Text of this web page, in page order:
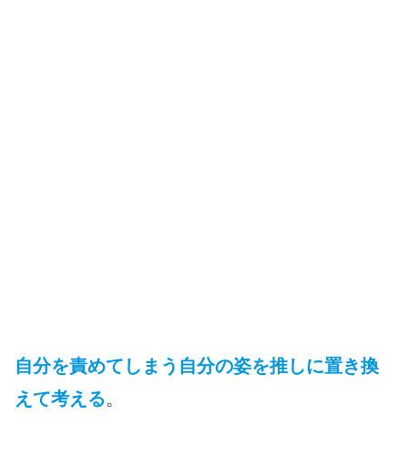
自分を責めてしまう自分の姿を推しに置き換
えて考える。